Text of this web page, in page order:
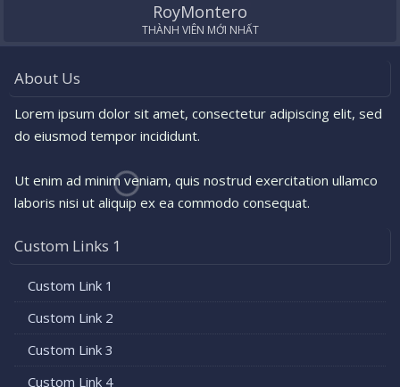
RoyMontero
THÀNH VIÊN MỚI NHẤT
About Us
Lorem ipsum dolor sit amet, consectetur adipiscing elit, sed
do eiusmod tempor incididunt.
Ut enim ad minim veniam, quis nostrud exercitation ullamco
laboris nisi ut aliquip ex ea commodo consequat.
Custom Links 1
Custom Link 1
Custom Link 2
Custom Link 3
Custom Link 4